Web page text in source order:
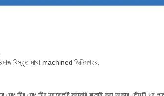
বিস্তৃত মাথা machined জিনিসপত্র.